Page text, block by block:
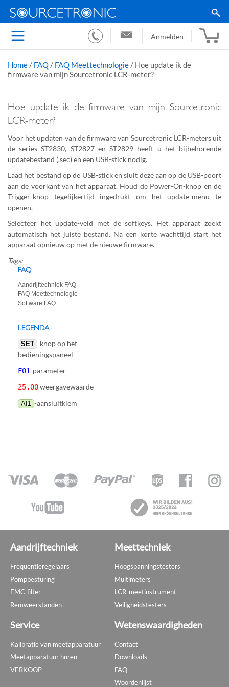
Anmelden
Home / FAQ / FAQ Meettechnologie / Hoe update ik de
firmware van mijn Sourcetronic LCR-meter?
Hoe update ik de firmware van mijn Sourcetronic
LCR-meter?
Voor het updaten van de firmware van Sourcetronic LCR-meters uit
de series ST2830, ST2827 en ST2829 heeft u het bijbehorende
updatebestand (.sec) en een USB-stick nodig.
Laad het bestand op de USB-stick en sluit deze aan op de USB-poort
aan de voorkant van het apparaat. Houd de Power-On-knop en de
Trigger-knop tegelijkertijd ingedrukt om het update-menu te
openen.
Selecteer het update-veld met de softkeys. Het apparaat zoekt
automatisch het juiste bestand. Na een korte wachttijd start het
apparaat opnieuw op met de nieuwe firmware.
Tags:
FAQ
Aandrijftechniek FAQ
FAQ Meettechnologie
Software FAQ
LEGENDA
SET -knop op het
bedieningspaneel
F01-parameter
25.00weergavewaarde
AI1 -aansluitklem
Aandrijftechniek
Frequentieregelaars
Pompbesturing
EMC-filter
Remweerstanden
Meettechniek
Hoogspanningstesters
Multimeters
LCR-meetinstrument
Veiligheidstesters
Service
Kalibratie van meetapparatuur
Meetapparatuur huren
VERKOOP
Wetenswaardigheden
Contact
Downloads
FAQ
Woordenlijst